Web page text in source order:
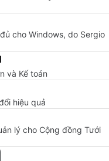
cho Windows, do Sergio
và Kế toán
hiệu quả
lý cho Cộng đồng Tưới